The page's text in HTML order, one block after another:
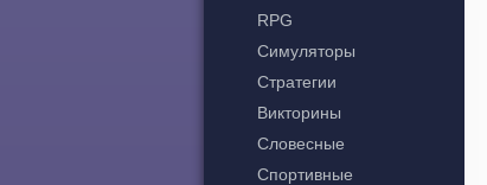
RPG
Симуляторы
Стратегии
Викторины
Словесные
Спортивные